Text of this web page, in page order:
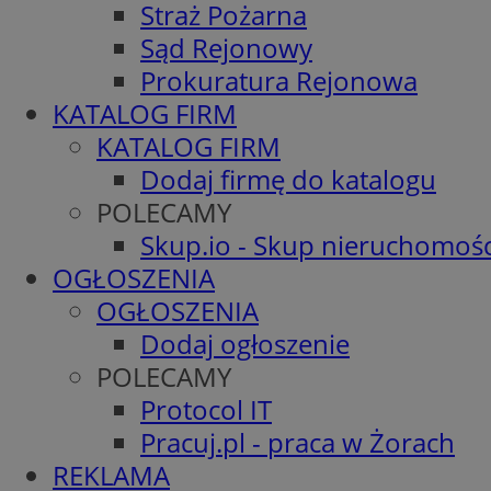
Straż Pożarna
Sąd Rejonowy
Prokuratura Rejonowa
KATALOG FIRM
KATALOG FIRM
Dodaj firmę do katalogu
POLECAMY
Skup.io - Skup
OGŁOSZENIA
OGŁOSZENIA
Dodaj ogłoszenie
POLECAMY
Protocol IT
Pracuj.pl - praca w Żorach
REKLAMA